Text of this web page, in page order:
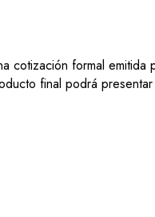
cotización formal
final podrá